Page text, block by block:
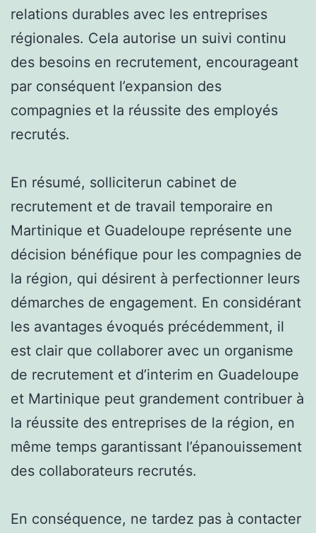
relations durables avec les entreprises
régionales. Cela autorise un suivi continu
des besoins en recrutement, encourageant
par conséquent l’expansion des
compagnies et la réussite des employés
recrutés.
En résumé, solliciterun cabinet de
recrutement et de travail temporaire en
Martinique et Guadeloupe représente une
décision bénéfique pour les compagnies de
la région, qui désirent à perfectionner leurs
démarches de engagement. En considérant
les avantages évoqués précédemment, il
est clair que collaborer avec un organisme
de recrutement et d’interim en Guadeloupe
et Martinique peut grandement contribuer à
la réussite des entreprises de la région, en
même temps garantissant l’épanouissement
des collaborateurs recrutés.
En conséquence, ne tardez pas à contacter